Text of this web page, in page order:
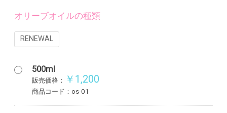
オリーブオイルの種類
RENEWAL
500ml
販売価格： ￥1,200
商品コード：os-01